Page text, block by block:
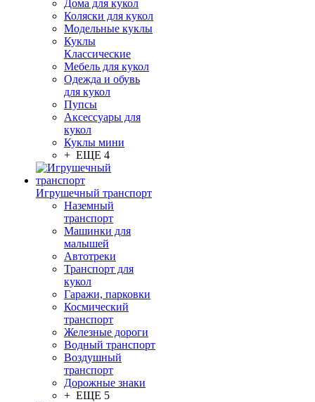
Дома для кукол
Коляски для кукол
Модельные куклы
Куклы
Классические
Мебель для кукол
Одежда и обувь
для кукол
Пупсы
Аксессуары для
кукол
Куклы мини
+ ЕЩЕ 4
Игрушечный транспорт
Наземный
транспорт
Машинки для
малышей
Автотреки
Транспорт для
кукол
Гаражи, парковки
Космический
транспорт
Железные дороги
Водный транспорт
Воздушный
транспорт
Дорожные знаки
+ ЕЩЕ 5